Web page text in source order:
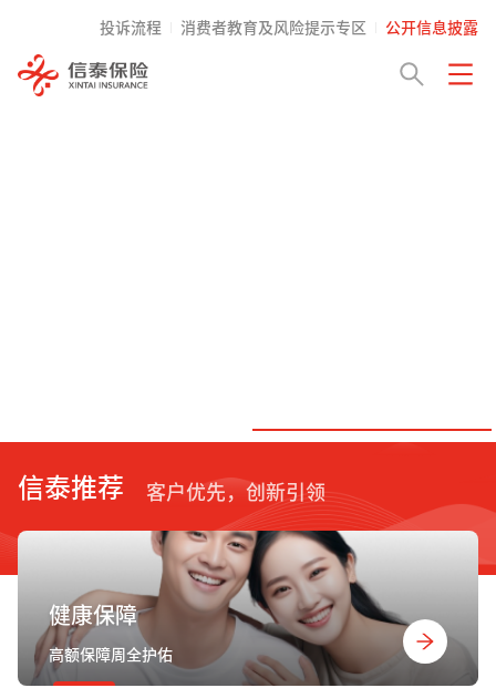
投诉流程 消费者教育及风险提示专区 公开信息披露
信泰推荐 客户优先，创新引领
健康保障
高额保障周全护佑